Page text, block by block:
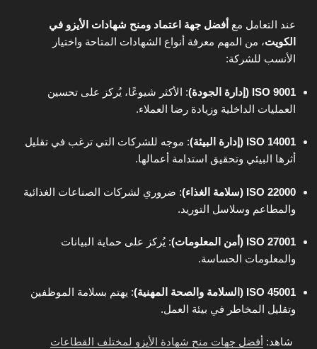
عند التعامل مع أفضل جهة اعتماد ومنح شهادات الأيزو في
الكويت، من المهم معرفة أنواع الشهادات المتاحة واختيار
الأنسب للشركة:
ISO 9001 (إدارة الجودة) : الأكثر شيوعًا، يُركز على تحسين
العمليات الداخلية وزيادة رضا العملاء.
ISO 14001 (إدارة البيئة) : موجه للشركات التي ترغب في تقليل
أثرها البيئي وتحقيق استدامة أعمالها.
ISO 22000 (سلامة الغذاء) : ضروري لشركات الصناعات الغذائية
والمطاعم وسلاسل التوريد.
ISO 27001 (أمن المعلومات) : يُركز على حماية البيانات
والمعلومات الحساسة.
ISO 45001 (السلامة والصحة المهنية) : يهتم بسلامة الموظفين
وتقليل المخاطر في بيئة العمل.
شاهد: أفضل جهات منح شهادة الأيزو لمختلف القطاعات